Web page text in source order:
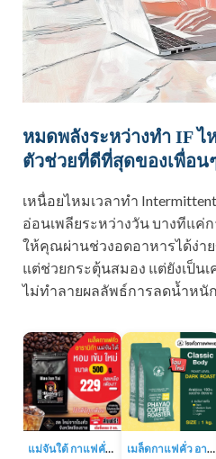
หมดพลังระหว่างทำ IF
ตัวช่วยที่ดีที่สุดของเพื่อน
เหนื่อยไหมเวลาทำ
อ่อนเพลียระหว่างวัน บางทีแค่
ให้คุณผ่านช่วงอดอาหารได้ง่า
แต่ช่วยกระตุ้นสมอง แต่ยังเป็น
ไม่ทำลายผลลัพธ์การลดน้ำหนัก
แม่จันใต้ กาแฟคั่ว หอม เข้ม เมล็ดกาแฟคั่ว อาราบิก้า 100% 1KG